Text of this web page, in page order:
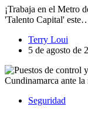
¡Trabaja en el Metro
'Talento Capital'
Terry Loui
5 de agosto de
Seguridad